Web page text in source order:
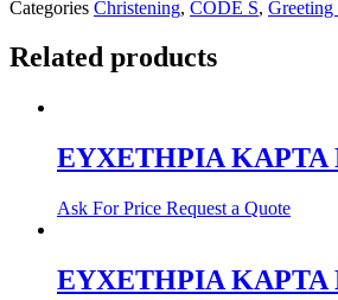
Categories Christening, CODE S, Greeting
Related products
ΕΥΧΕΤΗΡΙΑ ΚΑΡΤΑ
Ask For Price Request a Quote
ΕΥΧΕΤΗΡΙΑ ΚΑΡΤΑ